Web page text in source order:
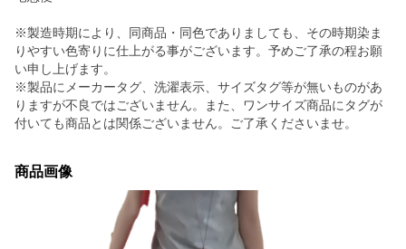
※製造時期により、同商品・同色でありましても、その時期染ま
りやすい色寄りに仕上がる事がございます。予めご了承の程お願
い申し上げます。
※製品にメーカータグ、洗濯表示、サイズタグ等が無いものがあ
りますが不良ではございません。また、ワンサイズ商品にタグが
付いても商品とは関係ございません。ご了承くださいませ。
商品画像